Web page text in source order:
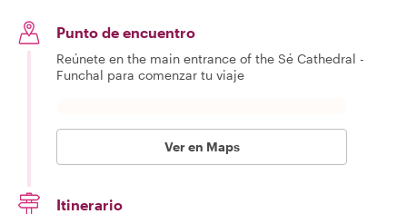
Punto de encuentro
Reúnete en the main entrance of the Sé Cathedral -
Funchal para comenzar tu viaje
Ver en Maps
Itinerario